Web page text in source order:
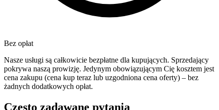
Bez opłat
Nasze usługi są całkowicie bezpłatne dla kupujących. Sprzedający
pokrywa naszą prowizję. Jedynym obowiązującym Cię kosztem jest
cena zakupu (cena kup teraz lub uzgodniona cena oferty) – bez
żadnych dodatkowych opłat.
Często zadawane pytania